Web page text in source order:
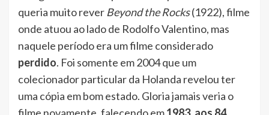
queria muito rever Beyond the Rocks(1922), filme
onde atuou ao lado de Rodolfo Valentino, mas
naquele período era um filme considerado
perdido. Foi somente em 2004 que um
colecionador particular da Holanda revelou ter
uma cópia em bom estado. Gloria jamais veria o